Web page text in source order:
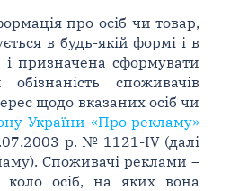
про осіб чи товар,
в будь-якій формі і в
і призначена сформувати
споживачів
щодо вказаних осіб чи
України «Про рекламу»
р. № 1121-ІV (далі
Споживачі реклами –
коло осіб, на яких вона